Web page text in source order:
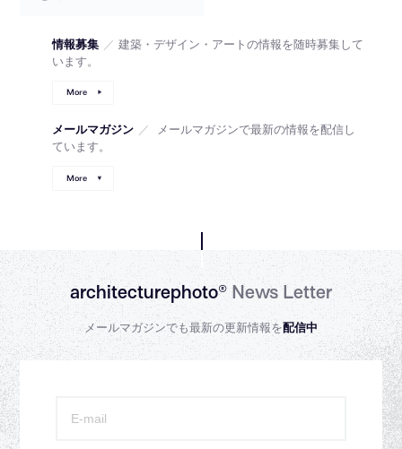
情報募集 ／ 建築・デザイン・アートの情報を随時募集して
います。
More
メールマガジン ／
メールマガジンで最新の情報を配信し
ています。
More
architecturephoto®News Letter
メールマガジンでも最新の更新情報を配信中